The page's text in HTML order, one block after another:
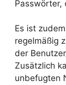
Passwörter,
Es ist
regelmäßig
der
Zusätzlich
unbefugten